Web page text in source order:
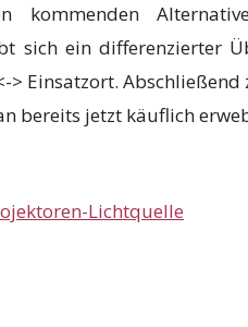
kommenden
sich ein differenzierter
> Einsatzort.
bereits jetzt käuflich
Lichtquelle